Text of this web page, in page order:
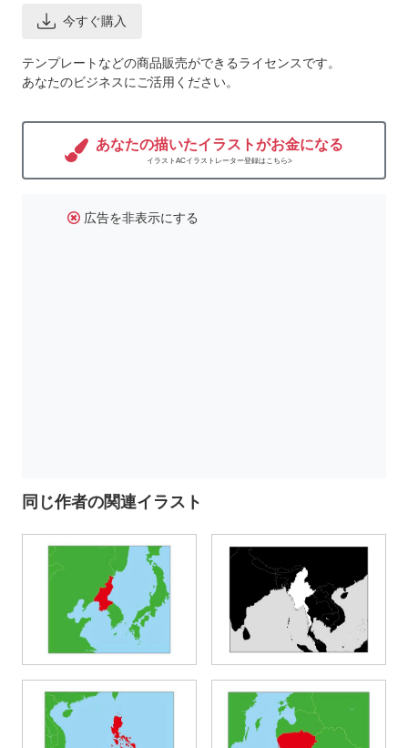
今すぐ購入
テンプレートなどの商品販売ができるライセンスです。
あなたのビジネスにご活用ください。
あなたの描いたイラストがお金になる
イラストACイラストレーター登録はこちら>
広告を非表示にする
同じ作者の関連イラスト